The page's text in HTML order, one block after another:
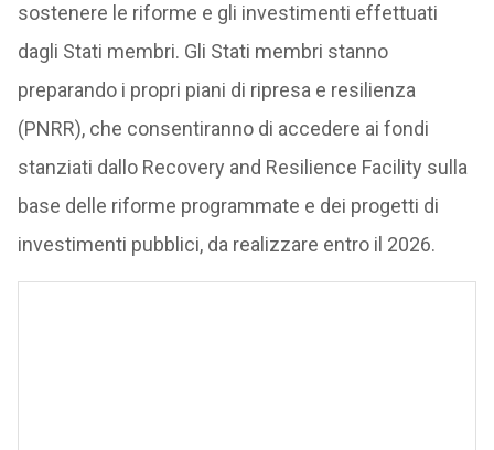
sostenere le riforme e gli investimenti effettuati
dagli Stati membri. Gli Stati membri stanno
preparando i propri piani di ripresa e resilienza
(PNRR), che consentiranno di accedere ai fondi
stanziati dallo Recovery and Resilience Facility sulla
base delle riforme programmate e dei progetti di
investimenti pubblici, da realizzare entro il 2026.